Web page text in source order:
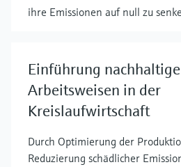
ihre Emissionen auf null zu
Einführung
Arbeitsweisen in der
Kreislaufwirtschaft
Durch Optimierung der
Reduzierung schädlicher